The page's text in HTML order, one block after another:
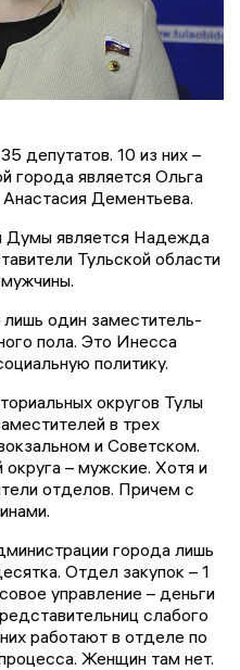
депутатов. 10 из них –
города является Ольга
Дементьева.
Думы является Надежда
Тульской области
один заместитель-
пола. Это Инесса
политику.
округов Тулы
в трех
и Советском.
– мужские. Хотя и
отделов. Причем с
города лишь
Отдел закупок – 1
управление – деньги
слабого
работают в отделе по
Женщин там нет.